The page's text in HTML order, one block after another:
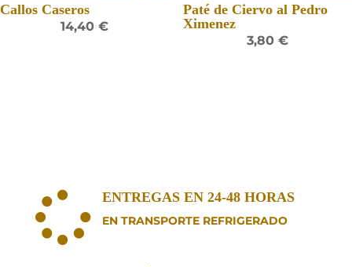
Callos Caseros
14,40€
Paté de Ciervo al Pedro
Ximenez
3,80 €
 ENTREGAS EN 24-48 HORAS
EN TRANSPORTE REFRIGERADO